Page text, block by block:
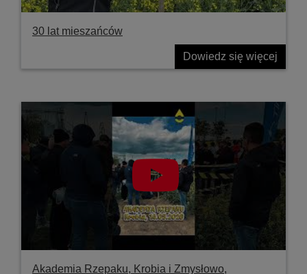
30 lat mieszańców
Dowiedz się więcej
Akademia Rzepaku, Krobia i Zmysłowo,